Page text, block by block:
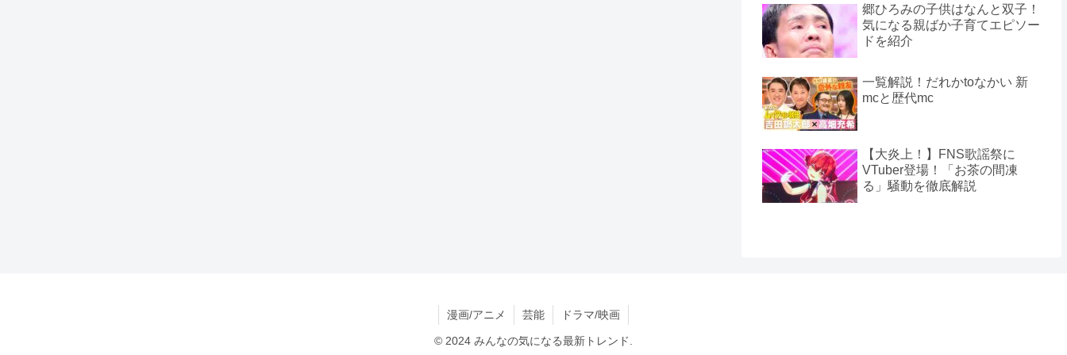
郷ひろみの子供はなんと双子！
気になる親ばか子育てエピソー
ドを紹介
一覧解説！だれかtoなかい 新
mcと歴代mc
【大炎上！】FNS歌謡祭に
VTuber登場！「お茶の間凍
る」騒動を徹底解説
漫画/アニメ 芸能 ドラマ/映画
© 2024 みんなの気になる最新トレンド.